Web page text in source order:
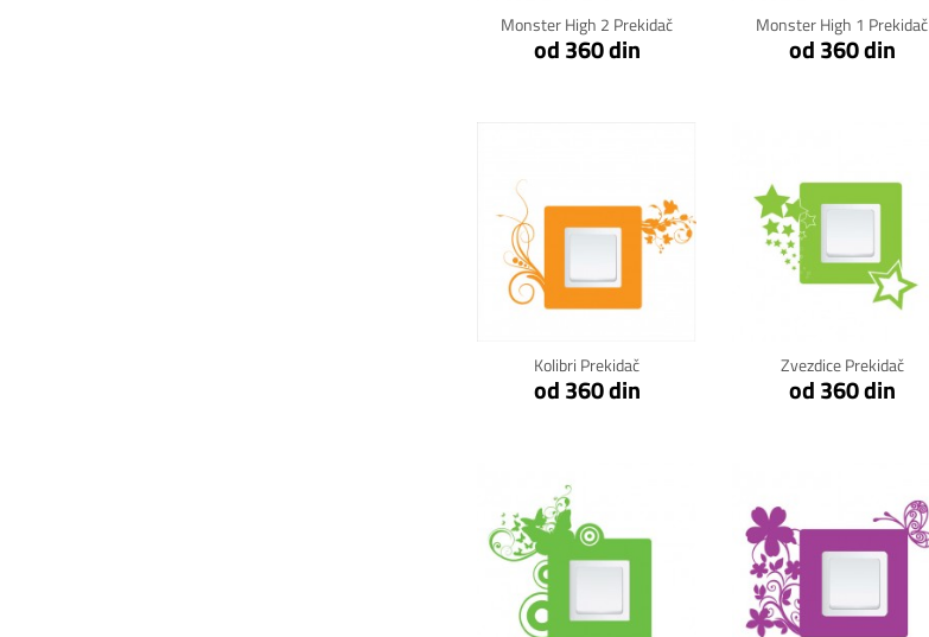
Monster High 2 Prekidač
od 360 din
Monster High 1 Prekidač
od 360 din
Kolibri Prekidač
od 360 din
Klikni za detalje
Zvezdice Prekidač
od 360 din
Klikni za detalje
Klikni za detalje Klikni za detalje